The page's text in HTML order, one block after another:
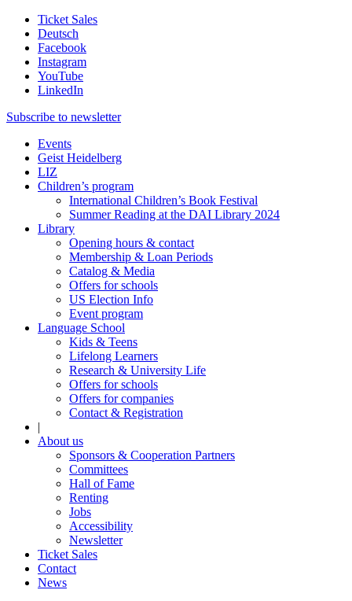
Ticket Sales
Deutsch
Facebook
Instagram
YouTube
LinkedIn
Subscribe to newsletter
Events
Geist Heidelberg
LIZ
Children’s program
International Children’s Book Festival
Summer Reading at the DAI Library 2024
Library
Opening hours & contact
Membership & Loan Periods
Catalog & Media
Offers for schools
US Election Info
Event program
Language School
Kids & Teens
Lifelong Learners
Research & University Life
Offers for schools
Offers for companies
Contact & Registration
|
About us
Sponsors & Cooperation Partners
Committees
Hall of Fame
Renting
Jobs
Accessibility
Newsletter
Ticket Sales
Contact
News